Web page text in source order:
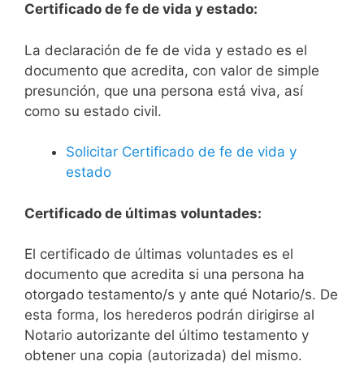
Certificado de fe de vida y estado:
La declaración de fe de vida y estado es el
documento que acredita, con valor de simple
presunción, que una persona está viva, así
como su estado civil.
Solicitar Certificado de fe de vida y
estado
Certificado de últimas voluntades:
El certificado de últimas voluntades es el
documento que acredita si una persona ha
otorgado testamento/s y ante qué Notario/s. De
esta forma, los herederos podrán dirigirse al
Notario autorizante del último testamento y
obtener una copia (autorizada) del mismo.